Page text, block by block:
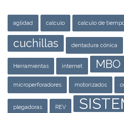
aglidad calculo calculo de
cuchillas dentadura cónica
Herramientas internet MBO
microperforadores motorizados
plegadoras REV